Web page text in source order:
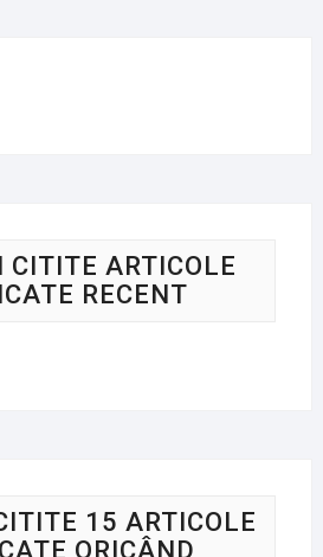
CITITE ARTICOLE
RECENT
15 ARTICOLE
ORICÂND